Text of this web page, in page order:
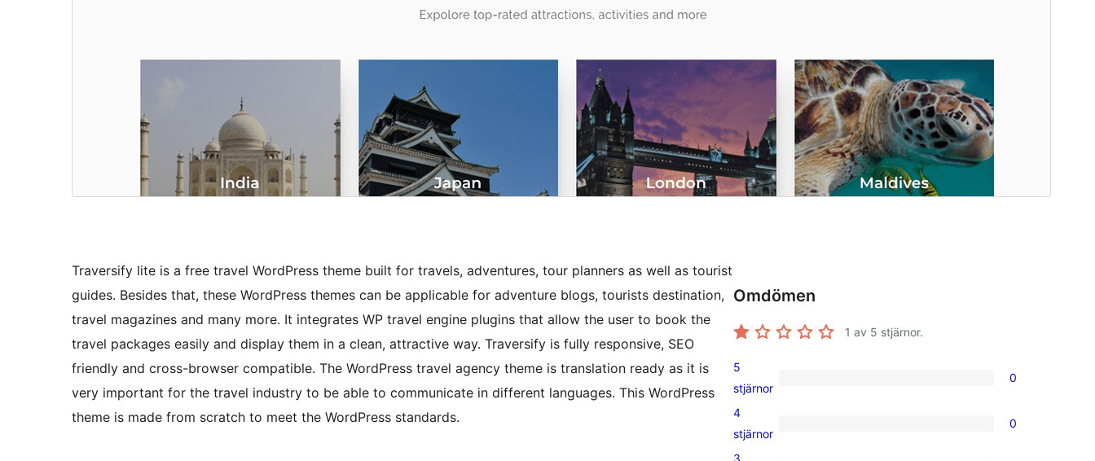
Traversify lite is a free travel WordPress theme built for travels, adventures, tour planners as well as tourist
guides. Besides that, these WordPress themes can be applicable for adventure blogs, tourists destination,
travel magazines and many more. It integrates WP travel engine plugins that allow the user to book the
travel packages easily and display them in a clean, attractive way. Traversify is fully responsive, SEO
friendly and cross-browser compatible. The WordPress travel agency theme is translation ready as it is
very important for the travel industry to be able to communicate in different languages. This WordPress
theme is made from scratch to meet the WordPress standards.
Omdömen
1 av 5 stjärnor.
0
5-
stjärniga
5
stjärnor
0
0
4-
4
stjärnor
0
3